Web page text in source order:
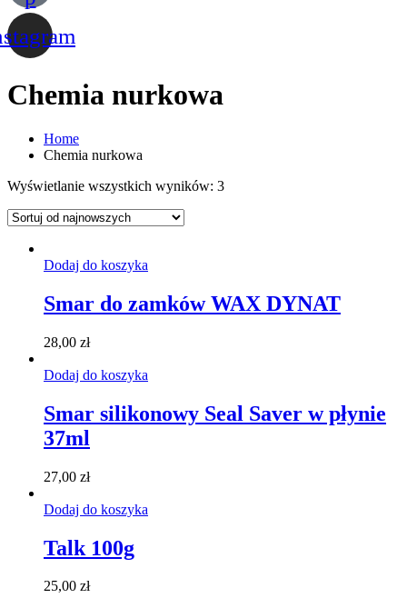
Chemia nurkowa
Home
Chemia nurkowa
Wyświetlanie wszystkich wyników: 3
Dodaj do koszyka
Smar do zamków WAX DYNAT
28,00 zł
Dodaj do koszyka
Smar silikonowy Seal Saver w płynie
37ml
27,00 zł
Dodaj do koszyka
Talk 100g
25,00 zł